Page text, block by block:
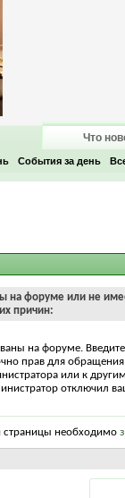
Что
События за день
на форуме или не
причин:
на форуме.
прав для
или к
отключил
страницы необходимо